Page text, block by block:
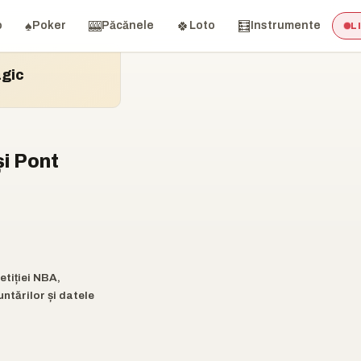
♠️ Poker 🎰 Păcănele 🍀 Loto 🧮 Instrumente
Pont
NBA,
și datele